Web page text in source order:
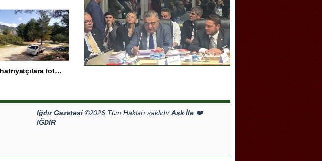
Kaçak hafriyatçılara fotokapan ve dronlu denetim
Iğdır Gazetesi ©2026 Tüm Hakları saklıdır.Aşk İle ❤️
IĞDIR